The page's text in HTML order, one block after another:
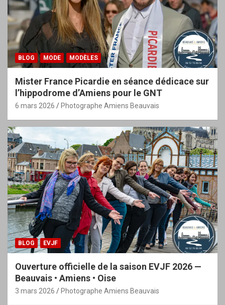
BLOG MODE MODÈLES
Mister France Picardie en séance dédicace sur
l’hippodrome d’Amiens pour le GNT
6 mars 2026 Photographe Amiens Beauvais
BLOG EVJF
Ouverture officielle de la saison EVJF 2026 —
Beauvais • Amiens • Oise
3 mars 2026 Photographe Amiens Beauvais